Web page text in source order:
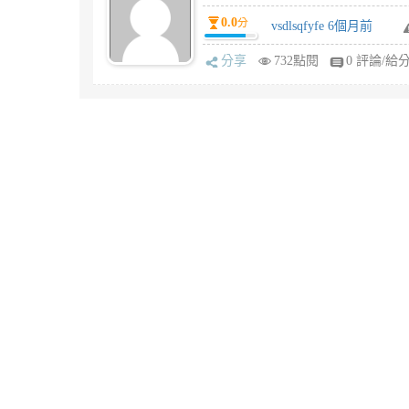
0.0分 vsdlsqfyfe 6個月前
分享 732點閱 0 評論/給